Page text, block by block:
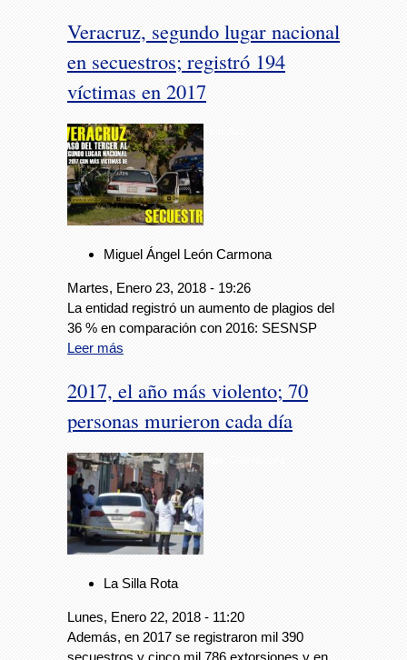
Veracruz, segundo lugar nacional
en secuestros; registró 194
víctimas en 2017
Miguel Ángel León Carmona
Martes, Enero 23, 2018 - 19:26
La entidad registró un aumento de plagios del
36 % en comparación con 2016: SESNSP
Leer más
2017, el año más violento; 70
personas murieron cada día
La Silla Rota
Lunes, Enero 22, 2018 - 11:20
Además, en 2017 se registraron mil 390